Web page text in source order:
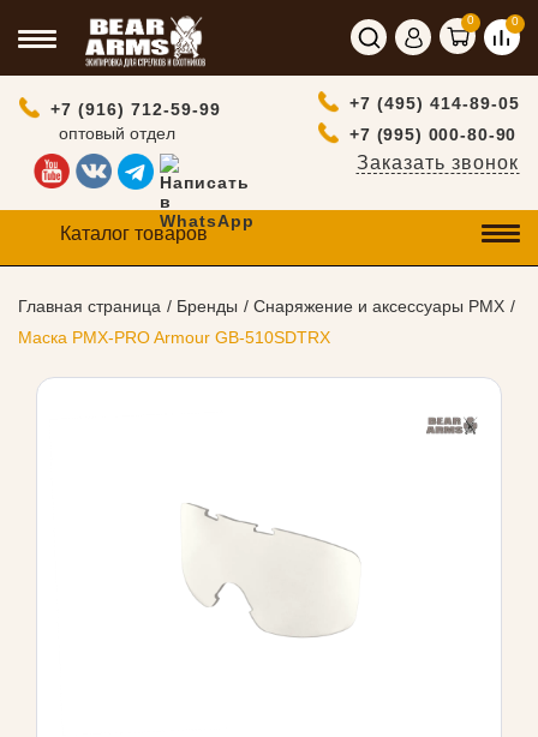
0 0
+7 (916) 712-59-99
оптовый отдел
+7 (495) 414-89-05
+7 (995) 000-80-90
Заказать звонок
Каталог товаров
Главная страница Бренды
Снаряжение и аксессуары PMX
Маска PMX-PRO Armour GB-510SDTRX